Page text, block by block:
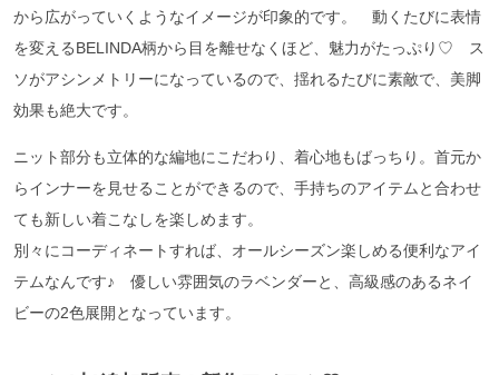
から広がっていくようなイメージが印象的です。 動くたびに表情
を変えるBELINDA柄から目を離せなくほど、魅力がたっぷり♡ ス
ソがアシンメトリーになっているので、揺れるたびに素敵で、美脚
効果も絶大です。
ニット部分も立体的な編地にこだわり、着心地もばっちり。首元か
らインナーを見せることができるので、手持ちのアイテムと合わせ
ても新しい着こなしを楽しめます。
別々にコーディネートすれば、オールシーズン楽しめる便利なアイ
テムなんです♪ 優しい雰囲気のラベンダーと、高級感のあるネイ
ビーの2色展開となっています。